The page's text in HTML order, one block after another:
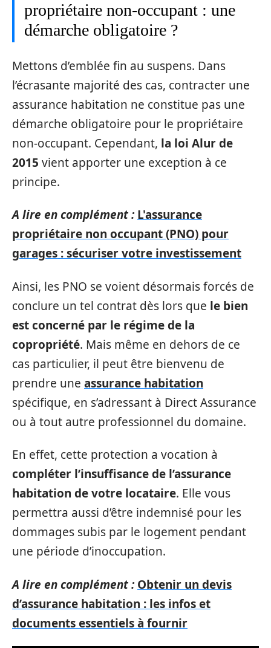
propriétaire non-occupant : une
démarche obligatoire ?
Mettons d’emblée fin au suspens. Dans
l’écrasante majorité des cas, contracter une
assurance habitation ne constitue pas une
démarche obligatoire pour le propriétaire
non-occupant. Cependant, la loi Alur de
2015 vient apporter une exception à ce
principe.
A lire en complément : L'assurance
propriétaire non occupant (PNO) pour
garages : sécuriser votre investissement
Ainsi, les PNO se voient désormais forcés de
conclure un tel contrat dès lors que le bien
est concerné par le régime de la
copropriété. Mais même en dehors de ce
cas particulier, il peut être bienvenu de
prendre une assurance habitation
spécifique, en s’adressant à Direct Assurance
ou à tout autre professionnel du domaine.
En effet, cette protection a vocation à
compléter l’insuffisance de l’assurance
habitation de votre locataire. Elle vous
permettra aussi d’être indemnisé pour les
dommages subis par le logement pendant
une période d’inoccupation.
A lire en complément : Obtenir un devis
d’assurance habitation : les infos et
documents essentiels à fournir